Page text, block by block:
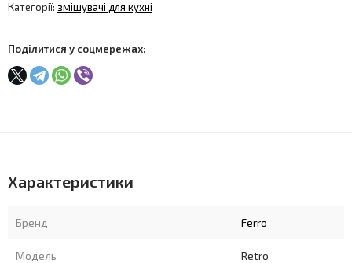
Категорії: змішувачі для кухні
Поділитися у соцмережах:
Характеристики
Бренд Ferro
Модель Retro